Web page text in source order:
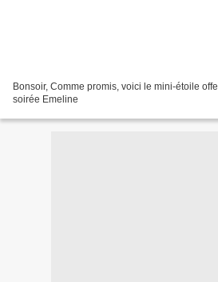
Bonsoir, Comme promis, voici le mini-étoile
soirée Emeline